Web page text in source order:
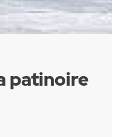
patinoire